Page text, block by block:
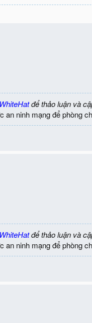
để thảo luận và
an ninh mạng để phòng
để thảo luận và
an ninh mạng để phòng